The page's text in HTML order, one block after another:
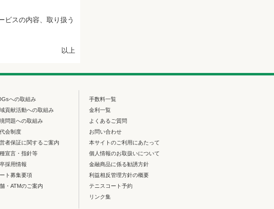
ビスの内容、取り扱う
以上
への取組み
貢献活動への取組み
問題への取組み
会制度
者保証に関するご案内
宣言・指針等
採用情報
ト募集要項
・ATMのご案内
手数料一覧
金利一覧
よくあるご質問
お問い合わせ
本サイトのご利用にあたって
個人情報のお取扱いについて
金融商品に係る勧誘方針
利益相反管理方針の概要
テニスコート予約
リンク集